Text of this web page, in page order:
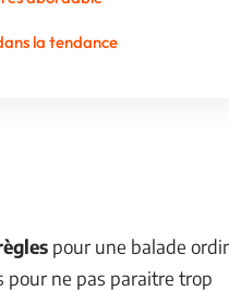
la tendance
pour une balade
ne pas paraitre trop